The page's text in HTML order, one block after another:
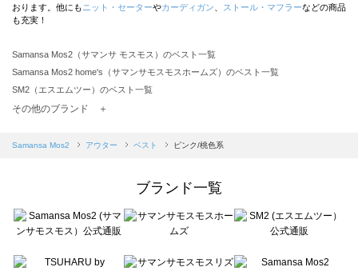
おります。他にも ニット・セーターやカーディガン ストール・マフラーなどの商品
も充実！
Samansa Mos2（サマンサ モスモス）のベスト一覧
Samansa Mos2 home's（サマンサモスモスホームズ）のベスト一覧
SM2（エスエムツー）のベスト一覧
TSUHARU by Samansa Mos2（ツハルバイサマンサモスモス）のベスト一覧
Samansa Mos2 blue（サマンサモスモス ブルー）のベスト一覧
sō4ū（ソウフォーユー）のベスト一覧
Te chichi（テチチ）のベスト一覧
Te chichi CLASSIC（テチチ クラシック）のベスト一覧
Lugnoncure（ルノンキュール）のベスト一覧
その他のブランド ＋
Samansa Mos2 アウター ベスト ピンク/桃色系
ブランド一覧